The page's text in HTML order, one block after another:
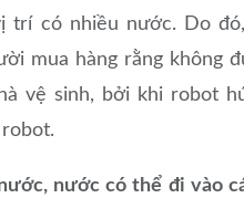
trí có nhiều nước. Do
mua hàng rằng
vệ sinh, bởi khi robot
nước có thể đi vào